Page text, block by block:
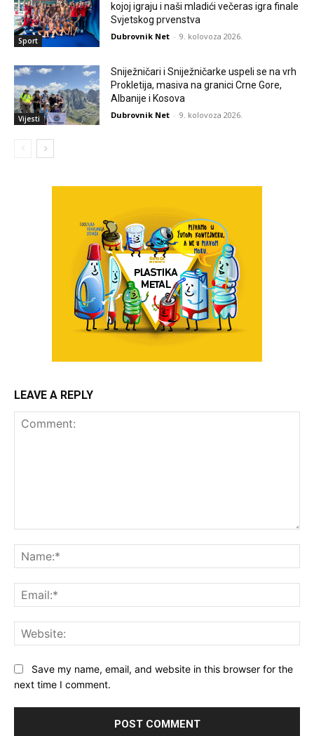
Sport
kojoj igraju i naši mladići večeras igra finale
Svjetskog prvenstva
Dubrovnik Net - 9. kolovoza 2026.
Vijesti
Sniježničari i Sniježničarke uspeli se na vrh
Prokletija, masiva na granici Crne Gore,
Albanije i Kosova
Dubrovnik Net - 9. kolovoza 2026.
LEAVE A REPLY
Save my name, email, and website in this browser for the
next time I comment.